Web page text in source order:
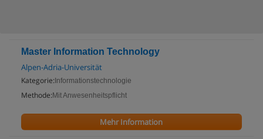
Master Information Technology
Alpen-Adria-Universität
Kategorie: Informationstechnologie
Methode: Mit Anwesenheitspflicht
Mehr Information